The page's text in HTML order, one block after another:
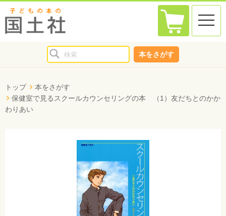
toggle
本をさがす
トップ
本をさがす
保健室で見るスクールカウンセリングの本 （1）友だちとのかか
わりあい